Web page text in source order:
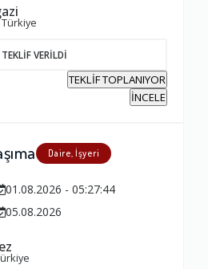
TEKLİF VERİLDİ
TEKLİF TOPLANIYOR
İNCELE
Daire, İşyeri
01.08.2026 - 05:27:44
05.08.2026
ile İletişim
1.0
1.0
Çalışanları